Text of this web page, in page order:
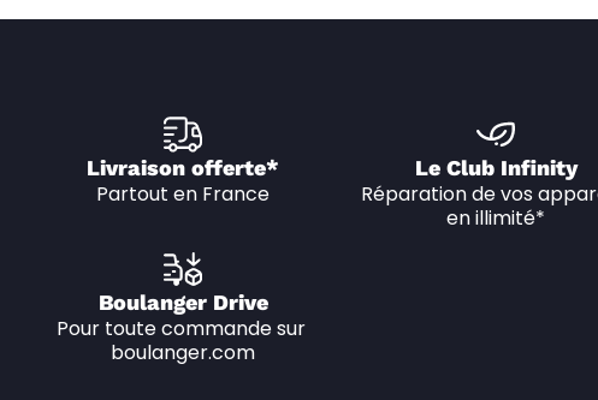
Livraison offerte*
Partout en France
Le Club Infinity
Réparation de vos
en illimité*
Boulanger Drive
Pour toute commande sur
boulanger.com